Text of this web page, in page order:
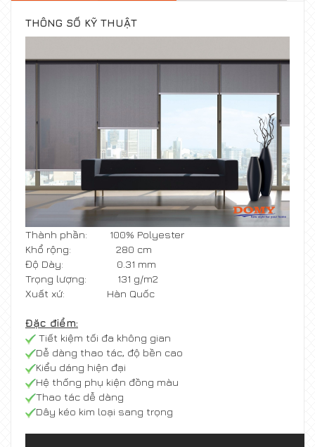
THÔNG SỐ KỸ THUẬT
Thành phần: 100% Polyester
Khổ rộng: 280 cm
Độ Dày: 0.31 mm
Trọng lượng: 131 g/m2
Xuất xứ: Hàn Quốc
Đặc điểm:
Tiết kiệm tối đa không gian
Dễ dàng thao tác, độ bền cao
Kiểu dáng hiện đại
Hệ thống phụ kiện đồng màu
Thao tác dễ dàng
Dây kéo kim loại sang trọng